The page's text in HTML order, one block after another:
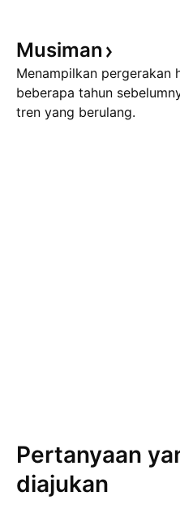
Musiman
Menampilkan pergerakan
beberapa tahun
tren yang berulang.
Pertanyaan
diajukan